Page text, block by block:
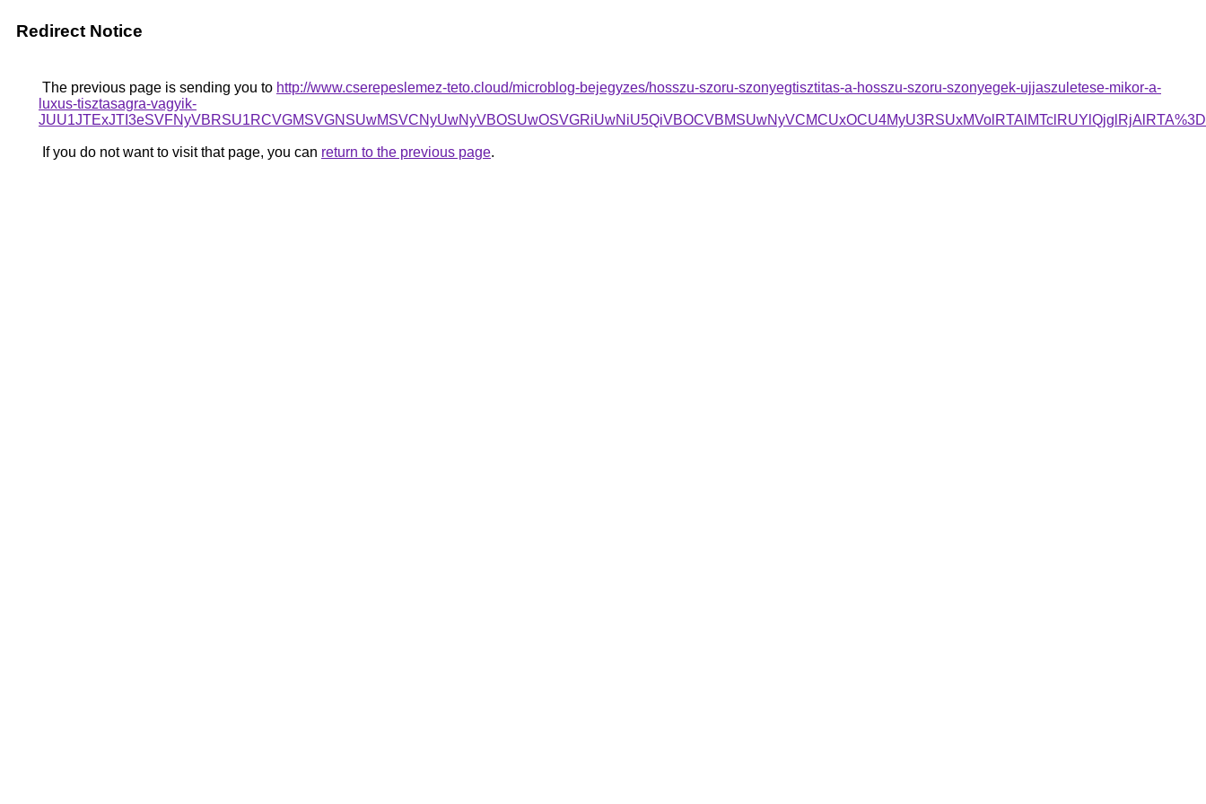
Redirect Notice
The previous page is sending you to http://www.cserepeslemez-teto.cloud/microblog-bejegyzes/hosszu-szoru-szonyegtisztitas-a-hosszu-szoru-szonyegek-ujjaszuletese-mikor-a-
luxus-tisztasagra-vagyik-
If you do not want to visit that page, you can return to the previous page.